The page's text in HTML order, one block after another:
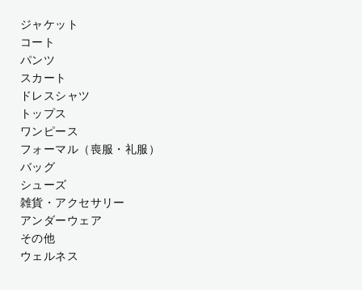
ジャケット
コート
パンツ
スカート
ドレスシャツ
トップス
ワンピース
フォーマル（喪服・礼服）
バッグ
シューズ
雑貨・アクセサリー
アンダーウェア
その他
ウェルネス